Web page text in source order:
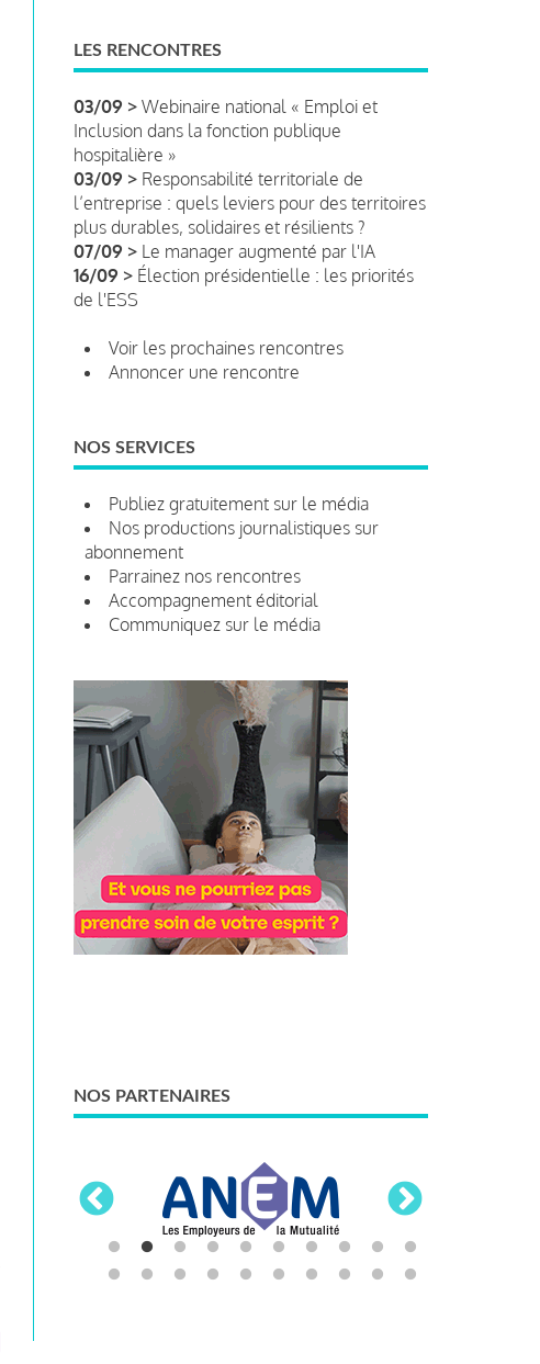
LES RENCONTRES
03/09 > Webinaire national « Emploi et
Inclusion dans la fonction publique
hospitalière »
03/09 > Responsabilité territoriale de
l’entreprise : quels leviers pour des territoires
plus durables, solidaires et résilients ?
07/09 > Le manager augmenté par l'IA
16/09 > Élection présidentielle : les priorités
de l'ESS
Voir les prochaines rencontres
Annoncer une rencontre
NOS SERVICES
Publiez gratuitement sur le média
Nos productions journalistiques sur
abonnement
Parrainez nos rencontres
Accompagnement éditorial
Communiquez sur le média
NOS PARTENAIRES